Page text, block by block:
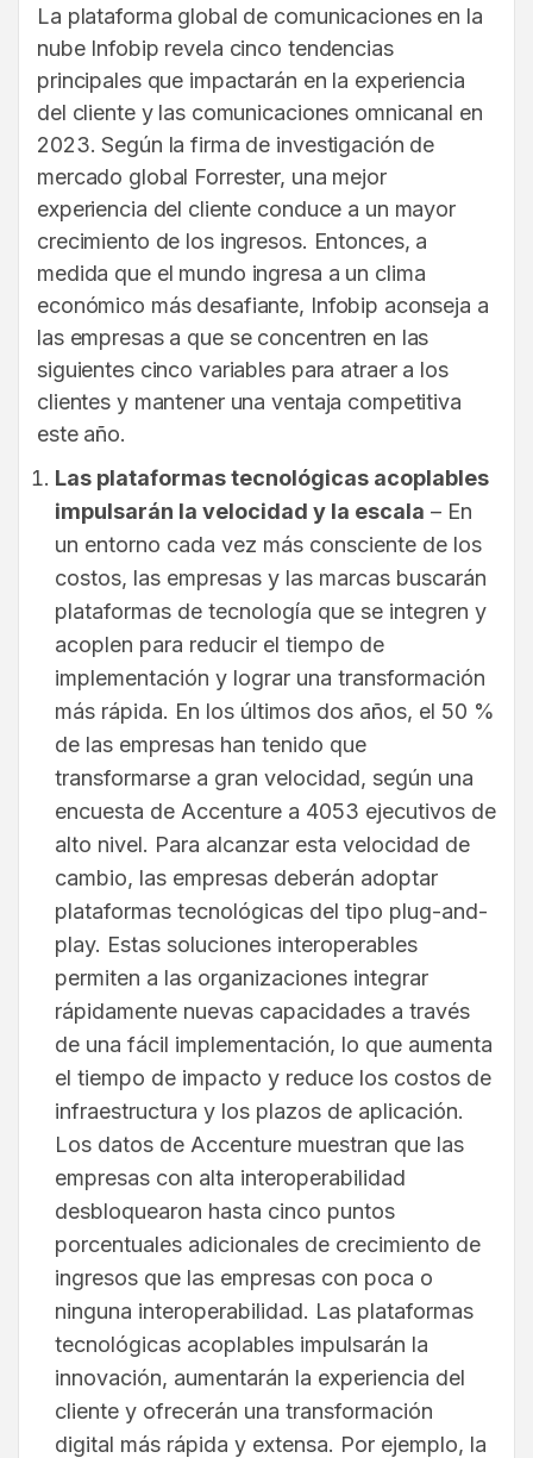
La plataforma global de comunicaciones en la
nube Infobip revela cinco tendencias
principales que impactarán en la experiencia
del cliente y las comunicaciones omnicanal en
2023. Según la firma de investigación de
mercado global Forrester, una mejor
experiencia del cliente conduce a un mayor
crecimiento de los ingresos. Entonces, a
medida que el mundo ingresa a un clima
económico más desafiante, Infobip aconseja a
las empresas a que se concentren en las
siguientes cinco variables para atraer a los
clientes y mantener una ventaja competitiva
este año.
Las plataformas tecnológicas acoplables
impulsarán la velocidad y la escala – En
un entorno cada vez más consciente de los
costos, las empresas y las marcas buscarán
plataformas de tecnología que se integren y
acoplen para reducir el tiempo de
implementación y lograr una transformación
más rápida. En los últimos dos años, el 50 %
de las empresas han tenido que
transformarse a gran velocidad, según una
encuesta de Accenture a 4053 ejecutivos de
alto nivel. Para alcanzar esta velocidad de
cambio, las empresas deberán adoptar
plataformas tecnológicas del tipo plug-and-
play. Estas soluciones interoperables
permiten a las organizaciones integrar
rápidamente nuevas capacidades a través
de una fácil implementación, lo que aumenta
el tiempo de impacto y reduce los costos de
infraestructura y los plazos de aplicación.
Los datos de Accenture muestran que las
empresas con alta interoperabilidad
desbloquearon hasta cinco puntos
porcentuales adicionales de crecimiento de
ingresos que las empresas con poca o
ninguna interoperabilidad. Las plataformas
tecnológicas acoplables impulsarán la
innovación, aumentarán la experiencia del
cliente y ofrecerán una transformación
digital más rápida y extensa. Por ejemplo, la